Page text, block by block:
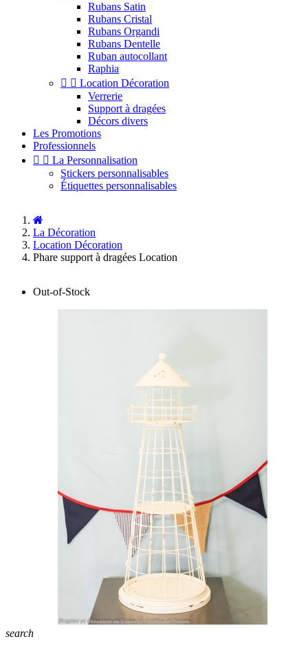
Rubans Satin
Rubans Cristal
Rubans Organdi
Rubans Dentelle
Ruban autocollant
Raphia
  Location Décoration
Verrerie
Support à dragées
Décors divers
Les Promotions
Professionnels
  La Personnalisation
Stickers personnalisables
Étiquettes personnalisables
La Décoration
Location Décoration
Phare support à dragées Location
Out-of-Stock
search